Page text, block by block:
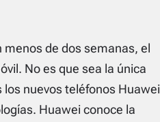
menos de dos semanas, el
No es que sea la única
nuevos teléfonos Huawei
Huawei conoce la